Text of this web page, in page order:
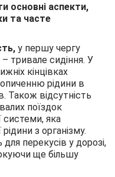
основні аспекти,
та часте
у першу чергу
тривале сидіння. У
кінцівках
рідини в
Також відсутність
поїздок
системи, яка
з організму.
перекусів у дорозі,
ще більшу